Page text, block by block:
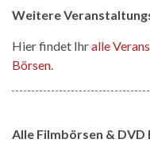
Weitere
Hier findet Ihralle
Börsen.
Alle Filmbörsen & DVD